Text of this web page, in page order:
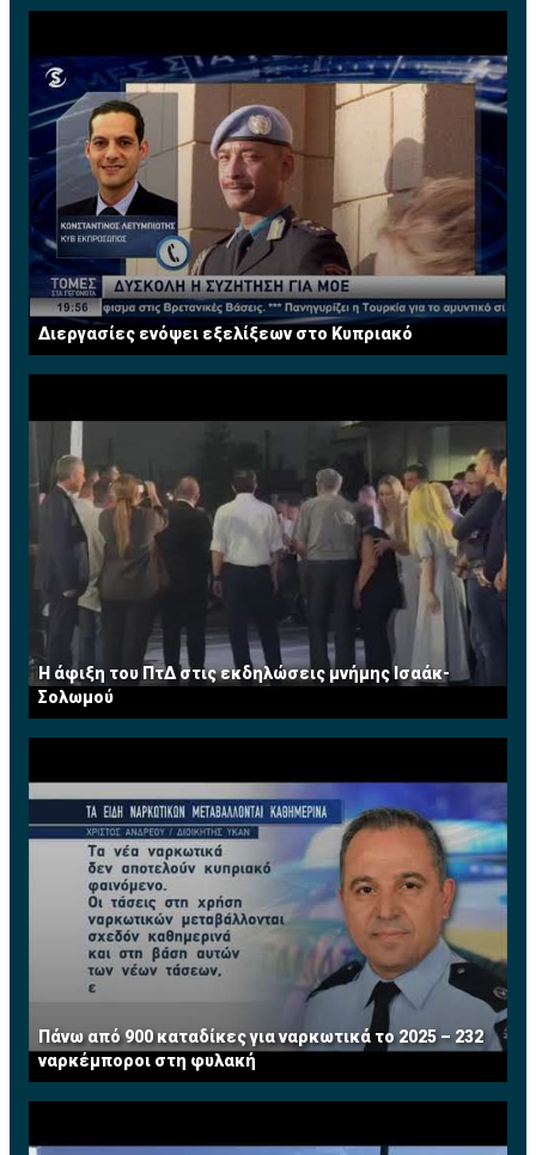
Διεργασίες ενόψει εξελίξεων στο Κυπριακό
Η άφιξη του ΠτΔ στις εκδηλώσεις μνήμης Ισαάκ-
Σολωμού
Πάνω από 900 καταδίκες για ναρκωτικά το 2025 – 232
ναρκέμποροι στη φυλακή